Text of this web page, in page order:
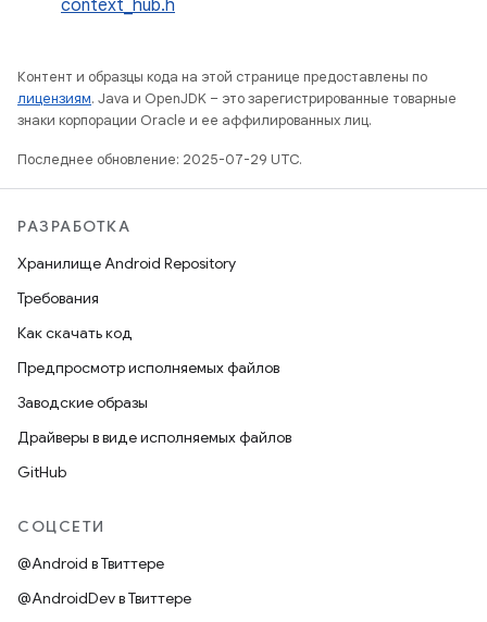
context_hub.h
Контент и образцы кода на этой странице предоставлены по
лицензиям. Java и OpenJDK – это зарегистрированные товарные
знаки корпорации Oracle и ее аффилированных лиц.
Последнее обновление: 2025-07-29 UTC.
РАЗРАБОТКА
Хранилище Android Repository
Требования
Как скачать код
Предпросмотр исполняемых файлов
Заводские образы
Драйверы в виде исполняемых файлов
GitHub
СОЦСЕТИ
@Android в Твиттере
@AndroidDev в Твиттере